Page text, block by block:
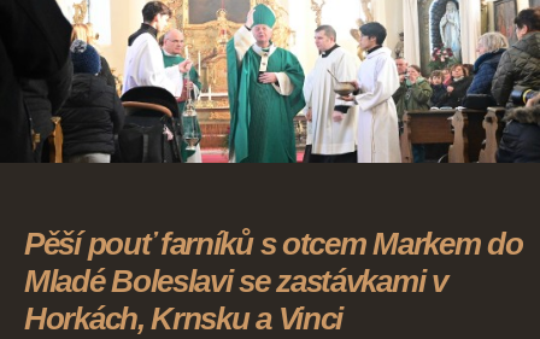
Pěší pouť farníků s otcem Markem do
Mladé Boleslavi se zastávkami v
Horkách, Krnsku a Vinci